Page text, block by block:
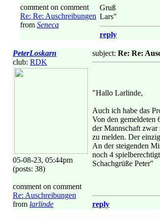
comment on comment
Re: Re: Auschreibungen
from Seneca
Gruß
Lars"
reply
PeterLoskarn
club: RDK
05-08-23, 05:44pm
(posts: 38)
comment on comment
Re: Auschreibungen
from larlinde
subject: Re: Re:
"Hallo Larlinde,
Auch ich habe das
Von den gemeldeten
der Mannschaft zwar
zu melden. Der
An der steigenden
noch 4
Schachgrüße Peter"
reply